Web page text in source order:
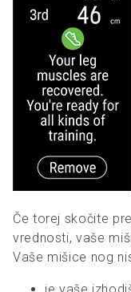
Če torej skočite
vrednosti, vaše
Vaše mišice nog